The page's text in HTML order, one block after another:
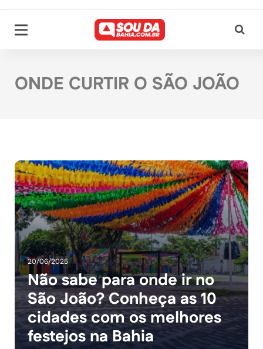
ONDE CURTIR O SÃO JOÃO
20/06/2025
Não sabe para onde ir no
São João? Conheça as 10
cidades com os melhores
festejos na Bahia